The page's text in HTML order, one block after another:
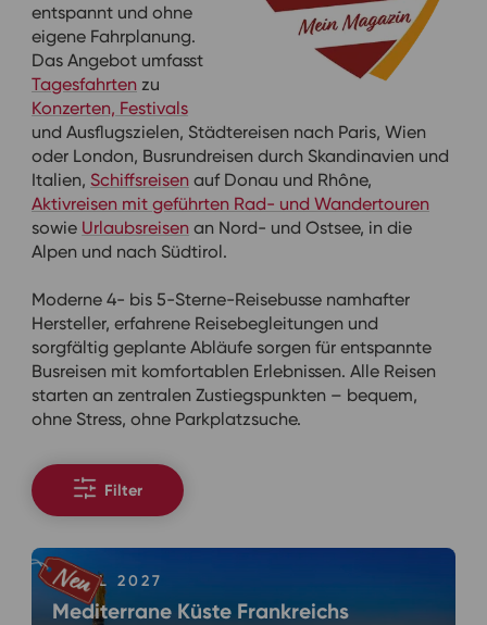
entspannt und ohne
eigene Fahrplanung.
Das Angebot umfasst
Tagesfahrten zu
Konzerten, Festivals
und Ausflugszielen, Städtereisen nach Paris, Wien
oder London, Busrundreisen durch Skandinavien und
Italien,Schiffsreisen auf Donau und Rhône,
Aktivreisen mit geführten Rad- und Wandertouren
sowie Urlaubsreisen an Nord- und Ostsee, in die
Alpen und nach Südtirol.
Moderne 4- bis 5-Sterne-Reisebusse namhafter
Hersteller, erfahrene Reisebegleitungen und
sorgfältig geplante Abläufe sorgen für entspannte
Busreisen mit komfortablen Erlebnissen. Alle Reisen
starten an zentralen Zustiegspunkten – bequem,
ohne Stress, ohne Parkplatzsuche.
Filter
APRIL 2027
Mediterrane Küste Frankreichs